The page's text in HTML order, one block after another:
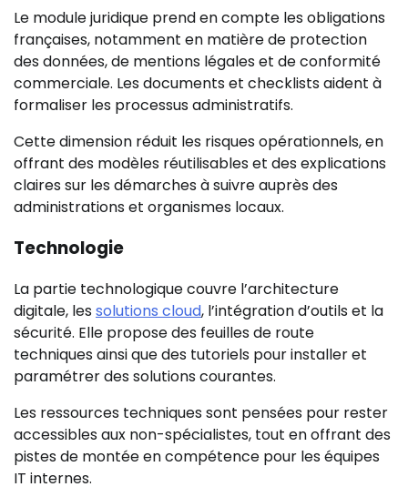
Le module juridique prend en compte les obligations
françaises, notamment en matière de protection
des données, de mentions légales et de conformité
commerciale. Les documents et checklists aident à
formaliser les processus administratifs.
Cette dimension réduit les risques opérationnels, en
offrant des modèles réutilisables et des explications
claires sur les démarches à suivre auprès des
administrations et organismes locaux.
Technologie
La partie technologique couvre l’architecture
digitale, lessolutions cloud, l’intégration d’outils et la
sécurité. Elle propose des feuilles de route
techniques ainsi que des tutoriels pour installer et
paramétrer des solutions courantes.
Les ressources techniques sont pensées pour rester
accessibles aux non-spécialistes, tout en offrant des
pistes de montée en compétence pour les équipes
IT internes.